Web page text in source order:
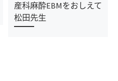
産科麻酔EBMをおしえて
松田先生